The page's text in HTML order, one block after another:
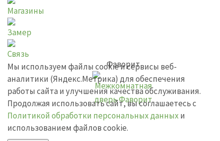
Фаворит
Магазины
Замер
Связь
Мы используем файлы cookie и сервисы веб-
аналитики (Яндекс.Метрика) для обеспечения
работы сайта и улучшения качества обслуживания.
Продолжая использовать сайт, вы соглашаетесь с
Политикой обработки персональных данных и
использованием файлов cookie.